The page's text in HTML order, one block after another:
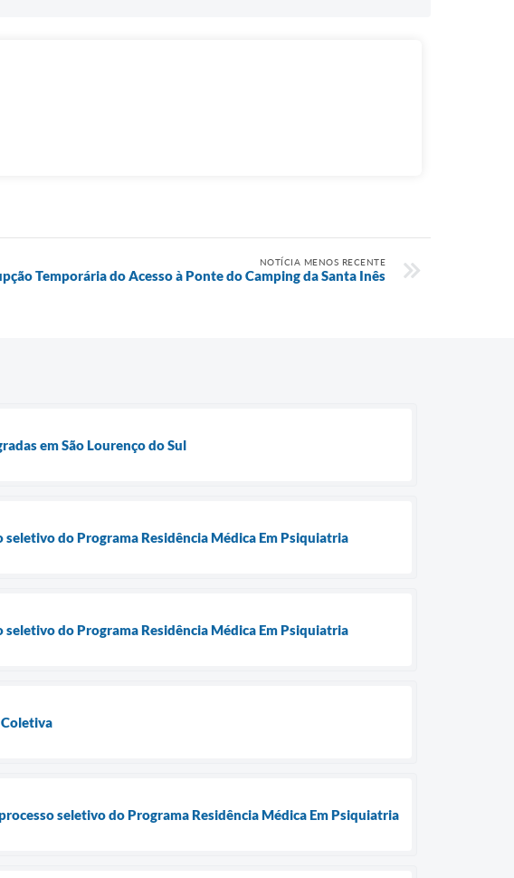
NOTÍCIA MENOS RECENTE
Temporária do Acesso à Ponte do Camping da Santa Inês
em São Lourenço do Sul
do Programa Residência Médica Em Psiquiatria
do Programa Residência Médica Em Psiquiatria
seletivo do Programa Residência Médica Em Psiquiatria